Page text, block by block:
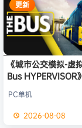
更新
《城市公交模拟-虚
Bus HYPERVISOR
PC单机
2026-08-08